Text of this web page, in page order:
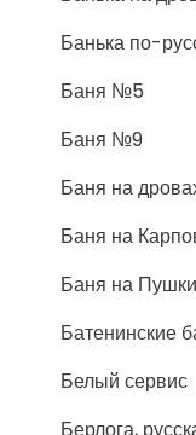
Банька по-
Баня №5
Баня №9
Баня на
Баня на
Баня на
Батенинские
Белый сервис
Берлога,